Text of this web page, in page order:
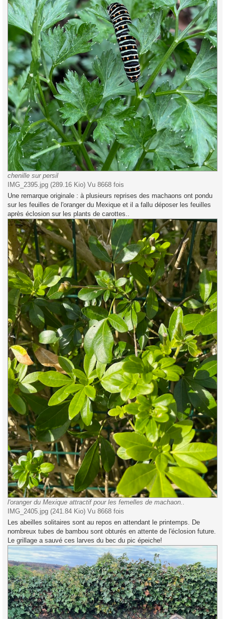
chenille sur persil
IMG_2395.jpg (289.16 Kio) Vu 8668 fois
Une remarque originale : à plusieurs reprises des machaons ont pondu
sur les feuilles de l'oranger du Mexique et il a fallu déposer les feuilles
après éclosion sur les plants de carottes..
l'oranger du Mexique attractif pour les femelles de machaon..
IMG_2405.jpg (241.84 Kio) Vu 8668 fois
Les abeilles solitaires sont au repos en attendant le printemps. De
nombreux tubes de bambou sont obturés en attente de l'éclosion future.
Le grillage a sauvé ces larves du bec du pic épeiche!